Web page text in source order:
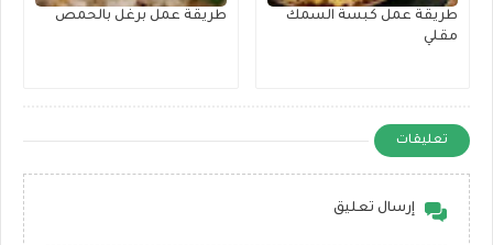
طريقة عمل كبسة السمك
مقلي
طريقة عمل برغل بالحمص
تعليقات
إرسال تعليق